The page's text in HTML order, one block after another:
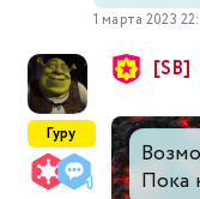
1 марта 2023
Гуру
[SB]
Пока